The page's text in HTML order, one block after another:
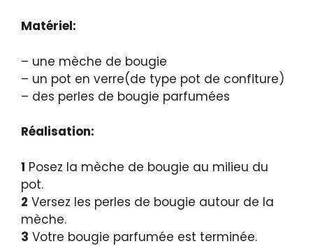
Matériel:
– une mèche de bougie
– un pot en verre(de type pot de confiture)
– des perles de bougie parfumées
Réalisation:
1 Posez la mèche de bougie au milieu du
pot.
2 Versez les perles de bougie autour de la
mèche.
3 Votre bougie parfumée est terminée.